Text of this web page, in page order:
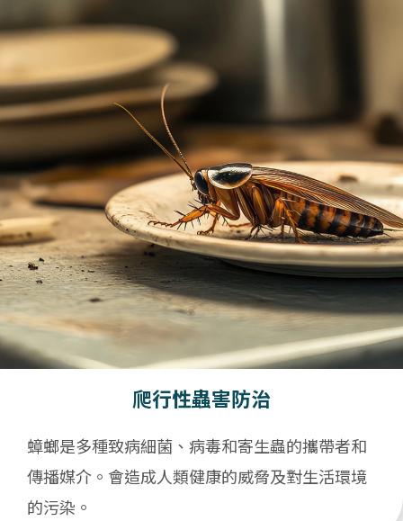
爬行性蟲害防治
蟑螂是多種致病細菌、病毒和寄生蟲的攜帶者和
傳播媒介。會造成人類健康的威脅及對生活環境
的污染。